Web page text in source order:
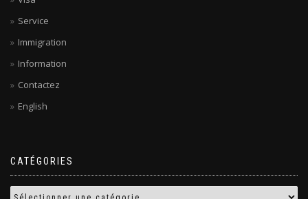
Service
Immigration
Information
Contactez
English
CATÉGORIES